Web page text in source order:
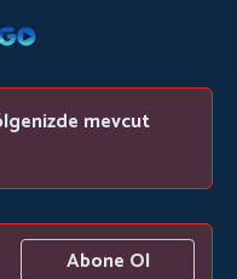
mevcut
Abone Ol